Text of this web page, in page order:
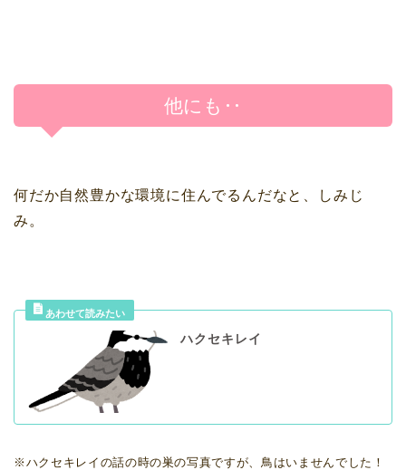
他にも‥
何だか自然豊かな環境に住んでるんだなと、しみじ
み。
ハクセキレイ
※ハクセキレイの話の時の巣の写真ですが、鳥はいませんでした！